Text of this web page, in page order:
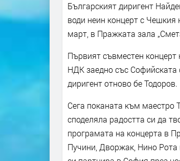
Българският диригент
води неин концерт с
март, в Пражката зала
Първият съвместен концерт
НДК заедно със Софийската
диригент отново бе Тодоров.
Сега поканата към маестро
споделяла радостта си да
програмата на концерта в
Пучини, Дворжак, Нино Рота